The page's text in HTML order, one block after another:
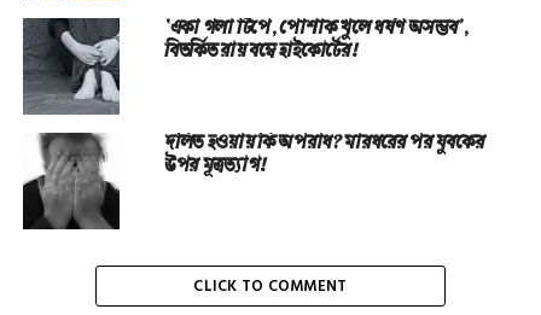
‘একা গলা টিপে, পোশাক খুলে ধর্ষণ অসম্ভব’,
বিতর্কিত রায় বম্বে হাইকোর্টের!
দলিত হওয়ায় কি অপরাধ? মারধরের পর যুবকের
উপর মূত্রত্যাগ!
CLICK TO COMMENT